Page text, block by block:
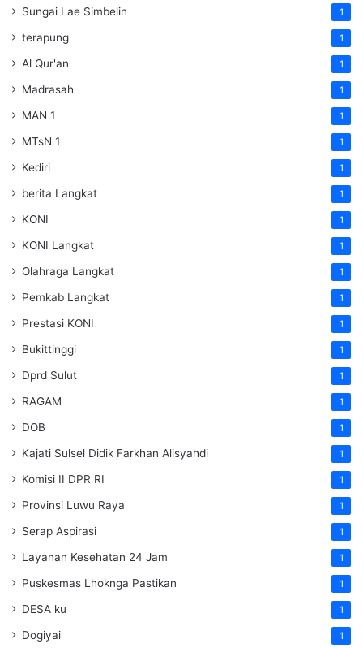
Sungai Lae Simbelin 1
terapung 1
Al Qur'an 1
Madrasah 1
MAN 1 1
MTsN 1 1
Kediri 1
berita Langkat 1
KONI 1
KONI Langkat 1
Olahraga Langkat 1
Pemkab Langkat 1
Prestasi KONI 1
Bukittinggi 1
Dprd Sulut 1
RAGAM 1
DOB 1
Kajati Sulsel Didik Farkhan Alisyahdi 1
Komisi II DPR RI 1
Provinsi Luwu Raya 1
Serap Aspirasi 1
Layanan Kesehatan 24 Jam 1
Puskesmas Lhoknga Pastikan 1
DESA ku 1
Dogiyai 1